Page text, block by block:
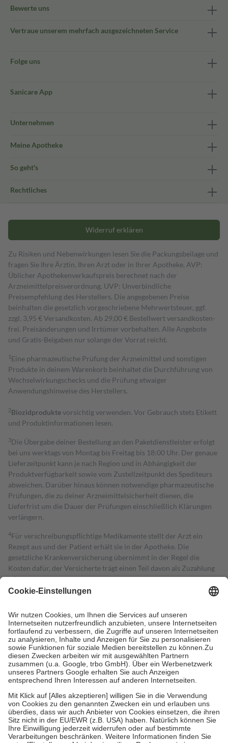
Bewerte uns
Vertraue unserem mehrfach ausgezeichneten Service
Folge uns
Sanicare App
Unternehmen
Meine Apotheke
So geht's
Rechtliches
Widerruf erklären
Zu Risiken und Nebenwirkungen lesen Sie die Packungsbeilage und
fragen Sie Ihre Ärztin, Ihren Arzt oder in Ihrer Apotheke. AVP:
Üblicher Apothekenverkaufspreis berechnet nach der
Arzneimittelpreisverordnung. UVP: Unverbindliche
Preisempfehlung des Herstellers. Die angegebenen Preise
beinhalten die gesetzlich vorgeschriebene Mehrwertsteuer, ggf.
zzgl. 3,95 € Versandkosten. Ab 29,00 € Bestell­wert versand­kosten­
frei. Preisänderungen und Irrtümer vorbehalten. Alle Angebote
und Gratis-Beigaben nur solange der Vorrat reicht.
1 Eine pharmazeutische Prüfung der Arzneimittel und sonstigen
Produkte in deinem Warenkorb beinhaltet die Durchführung von
Wechselwirkungschecks und die Prüfung etwaiger
Anwendungshinweise des Herstellers.
2Biozidproduktevorsichtig verwenden. Vor Gebrauch stets Etikett
und Produktinformationen lesen.
3Die Übergabe deiner Bestellung an den Paketdienstleister erfolgt
bei uns werktags von Montag bis Freitag bis 18:00 Uhr. Der genaue
Lieferzeitpunkt kann je nach Region und in Abhängigkeit der
Produktverfügbarkeit sowie vom Zustellzeitpunkt des Spediteurs
abweichen. Darüber hinaus können notwendige pharmazeutische
Prüfungen, die zu deiner Arzneimittelsicherheit dienen, die
Lieferfrist um die Dauer der Prüfungen einschließlich Klärungen
verlängern.
4Für verschreibungspflichtige Medikamente stellt der Arzt ein
Rezept aus und der Patient erhält sie in der Apotheke. Die
gesetzliche Krankenversicherung übernimmt in der Regel die
Kosten dafür, der Versicherte trägt einen Teil davon als Zuzahlung
mit.
Grundsätzlich leisten Mitglieder Zuzahlungen in Höhe von zehn
höchstens zehn Euro.
Es sind jedoch nie mehr als die tatsächlichen
Kosten der Leistung zu entrichten.
Diese Regeln gelten grundsätzlich auch für Online-Apotheken.
Bei Heilmitteln und häuslicher Krankenpflege beträgt die
Zuzahlung zehn Prozent der Kosten sowie zehn Euro je
Verordnung.
Um das Engagement der Versicherten für ihre eigene Gesundheit zu
stärken und die besondere Stellung der Familie zu unterstützen,
fallenkeine Zuzahlungenan bei:
• Kindern und Jugendlichen bis zum vollendeten 18. Lebensjahr
mit Ausnahme der Fahrkosten
• Untersuchungen zur Vorsorge und Früherkennung, die von der
GKV getragen werden